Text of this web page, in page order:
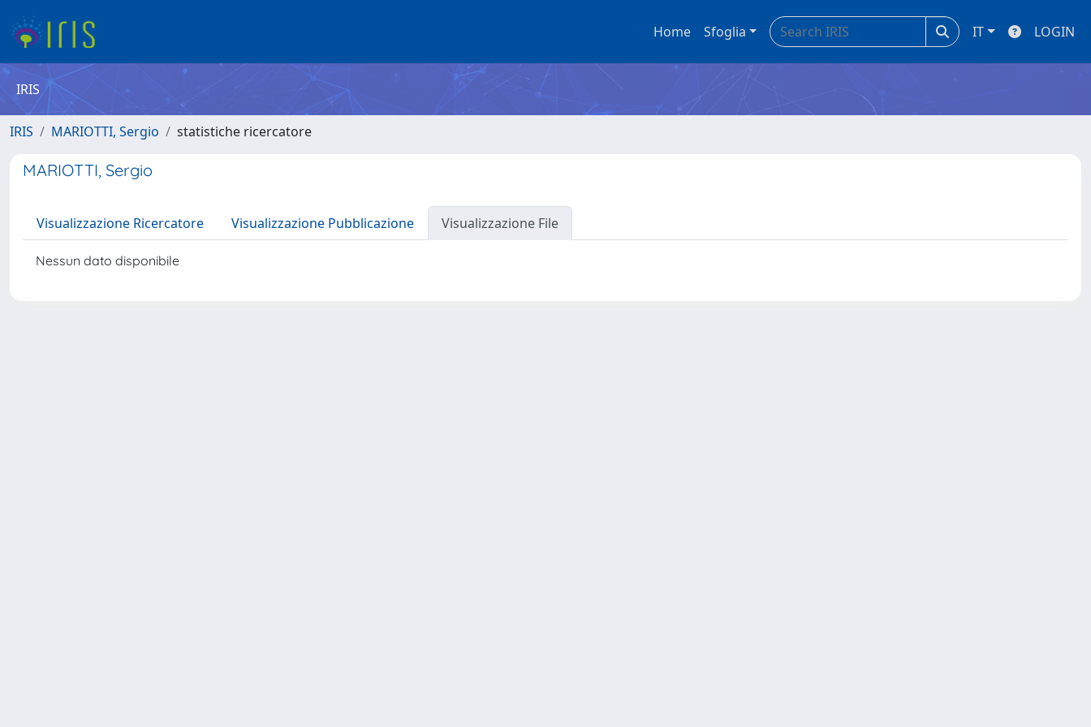
Home Sfoglia IT LOGIN
IRIS
IRIS MARIOTTI, Sergio statistiche ricercatore
MARIOTTI, Sergio
Visualizzazione Ricercatore Visualizzazione Pubblicazione Visualizzazione File
Nessun dato disponibile